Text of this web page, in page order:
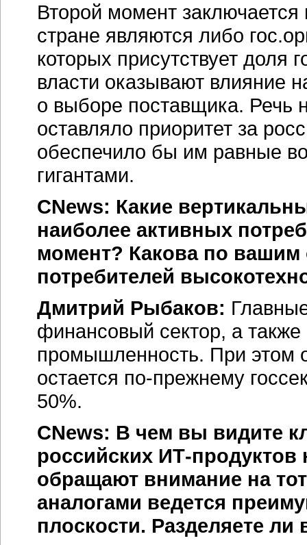
Второй момент
стране являются либо
которых присутствует доля
власти оказывают влияние
о выборе поставщика. Речь
оставляло приоритет за
обеспечило бы им равные
гигантами.
CNews: Какие
наиболее активных
момент? Какова по вашим
потребителей
Дмитрий Рыбаков:
финансовый сектор, а
промышленность. При этом
остается по-прежнему
50%.
CNews: В чем вы видите
российских ИТ-
обращают внимание на
аналогами ведется
плоскости. Разделяете ли